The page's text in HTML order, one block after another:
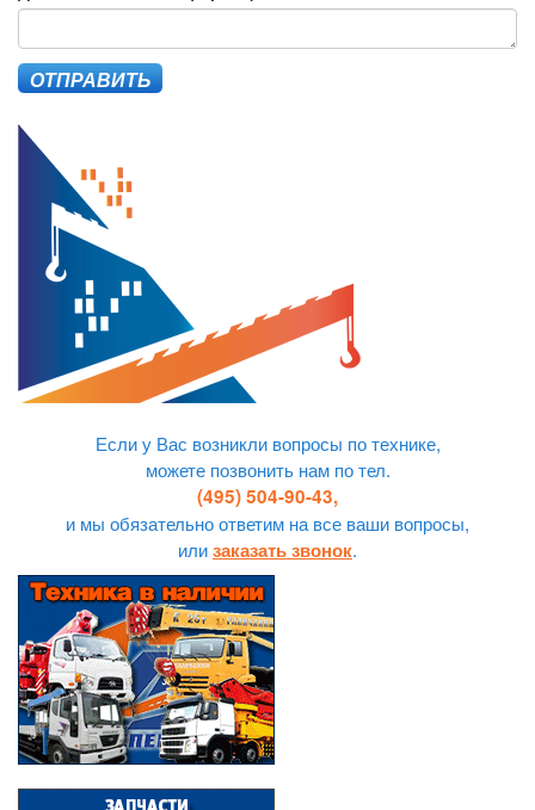
ОТПРАВИТЬ
Если у Вас возникли вопросы по технике,
можете позвонить нам по тел.
(495) 504-90-43,
и мы обязательно ответим на все ваши вопросы,
илизаказать звонок.